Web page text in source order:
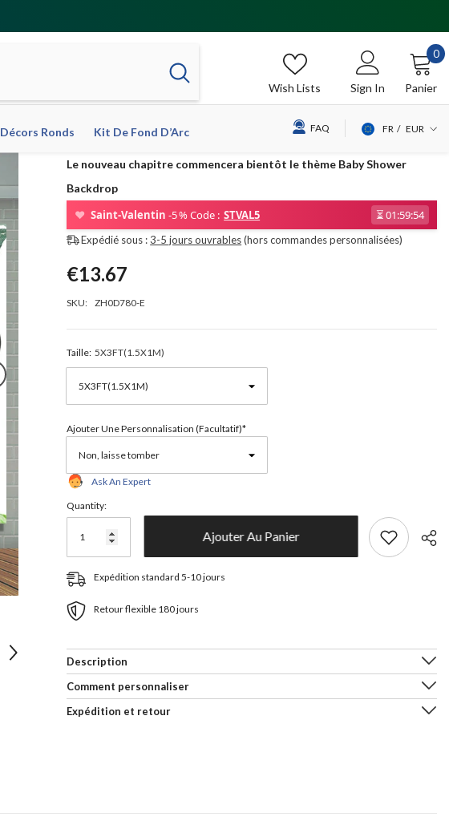
Wish Lists Sign In Panier
00
Décors Ronds Kit De Fond D’Arc FAQ FR
EUR
GBP
CHF
Le nouveau chapitre commencera bientôt le thème Baby Shower
Backdrop
❤ Saint-Valentin -5 % Code : STVAL5 ⏳01:59:54
Expédié sous :3-5 jours ouvrables(hors commandes personnalisées)
€13.67
SKU: ZH0D780-E
Taille: 5X3FT(1.5X1M)
Ajouter Une Personnalisation (facultatif)*
Ask An Expert
Quantity:
Ajouter Au Panier
Expédition standard 5-10 jours
Retour flexible 180 jours
Description
Comment personnaliser
Expédition et retour